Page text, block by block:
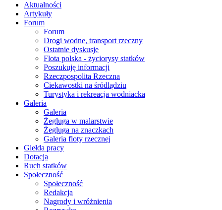
Aktualności
Artykuły
Forum
Forum
Drogi wodne, transport rzeczny
Ostatnie dyskusje
Flota polska - życiorysy statków
Poszukuję informacji
Rzeczpospolita Rzeczna
Ciekawostki na śródlądziu
Turystyka i rekreacja wodniacka
Galeria
Galeria
Żegluga w malarstwie
Żegluga na znaczkach
Galeria floty rzecznej
Giełda pracy
Dotacja
Ruch statków
Społeczność
Społeczność
Redakcja
Nagrody i wróżnienia